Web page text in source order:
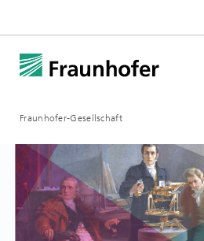
Fraunhofer-Gesellschaft